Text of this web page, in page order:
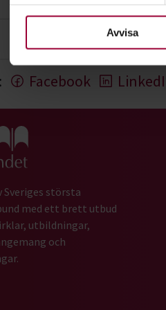
För att du ska få en så bra
Avvisa
Facebook
startsida
Sveriges största
med ett brett utbud
utbildningar,
och